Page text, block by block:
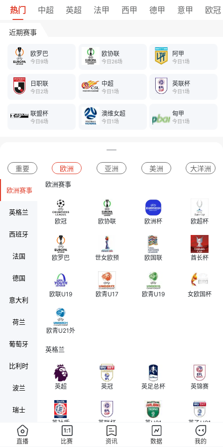
热门 中超 英超 法甲 西甲 德甲 意甲 欧冠
近期赛事
欧罗巴
今日9场
欧协联
今日26场
阿甲
今日1场
日职联
今日2场
中超
今日1场
英联杯
今日1场
联盟杯
今日6场
澳维女超
今日1场
匈甲
今日1场
重要 欧洲 亚洲 美洲 大洋洲
欧洲赛事
英格兰
西班牙
法国
德国
意大利
荷兰
葡萄牙
比利时
波兰
瑞士
奥地利
欧洲赛事
欧冠 欧协联 欧洲杯 欧超杯
欧罗巴 世女欧预 欧国联 酋长杯
欧联U19 欧青U17 欧青U19 女欧国杯
欧青U21外
英格兰
英超 英冠 英足总杯 英锦赛
英社盾 英联杯 英U21 英乙U21
直播 比赛 资讯 数据 我的